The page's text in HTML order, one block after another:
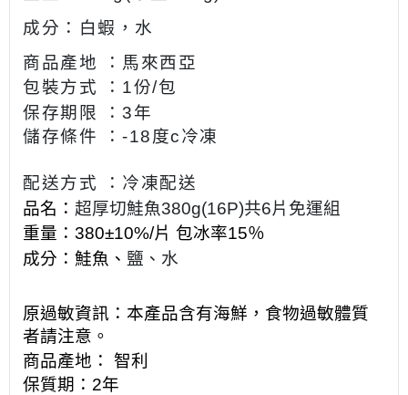
成分：白蝦，水
商品產地 ：馬來西亞
包裝方式 ：1份/包
保存期限 ：3年
儲存條件 ：-18度c冷凍
配送方式 ：冷凍配送
品名： 超厚切鮭魚380g(16P)共6片免運組
重量： 380±10%/片 包冰率15％
成分： 鮭魚、 鹽 、水
原過敏資訊：本產品含有海鮮，食物過敏體質
者請注意。
商品產地： 智利
保質期：2年